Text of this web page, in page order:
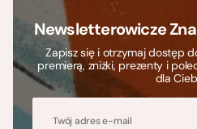
Newsletterowicze
Zapisz się i otrzymaj dostęp
premierą, zniżki, prezenty i
dla